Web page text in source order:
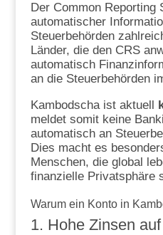
Der Common Reporting
automatischer
Steuerbehörden
Länder, die den CRS
automatisch
an die Steuerbehörden
Kambodscha ist aktuell
meldet somit keine
automatisch an
Dies macht es
Menschen, die global
finanzielle Privatsphäre
Warum ein Konto in
1. Hohe Zinsen